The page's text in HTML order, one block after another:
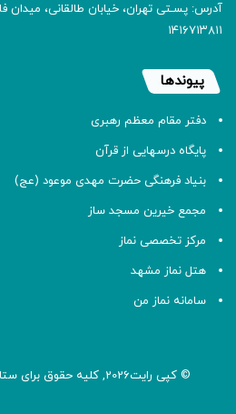
۱۴۱۶۷۱۳۸۱۱
پیوندها
دفتر مقام معظم رهبری
پایگاه درسهایی از قرآن
بنیاد فرهنگی حضرت مهدی موعود (عج)
مجمع خیرین مسجد ساز
مرکز تخصصی نماز
هتل نماز مشهد
سامانه نماز من
© کپی رایت2026, کلیه حقوق برای ستاد اقامه